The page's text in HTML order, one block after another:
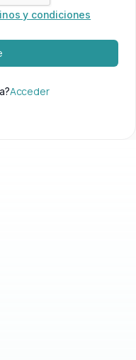
y condiciones
Acceder